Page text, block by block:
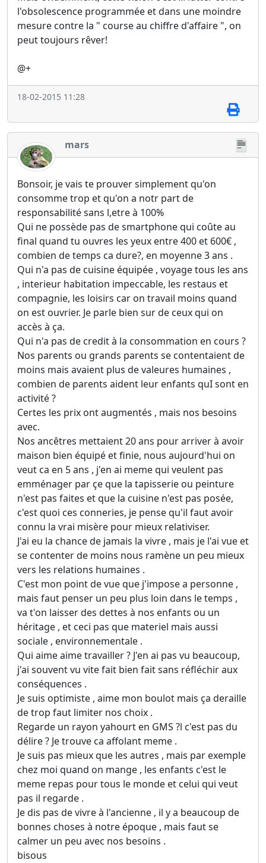
l'obsolescence programmée et dans une moindre
mesure contre la " course au chiffre d'affaire ", on
peut toujours rêver!
@+
18-02-2015 11:28
mars
Bonsoir, je vais te prouver simplement qu'on
consomme trop et qu'on a notr part de
responsabilité sans l,etre à 100%
Qui ne possède pas de smartphone qui coûte au
final quand tu ouvres les yeux entre 400 et 600€ ,
combien de temps ca dure?, en moyenne 3 ans .
Qui n'a pas de cuisine équipée , voyage tous les ans
, interieur habitation impeccable, les restaus et
compagnie, les loisirs car on travail moins quand
on est ouvrier. Je parle bien sur de ceux qui on
accès à ça.
Qui n'a pas de credit à la consommation en cours ?
Nos parents ou grands parents se contentaient de
moins mais avaient plus de valeures humaines ,
combien de parents aident leur enfants quI sont en
activité ?
Certes les prix ont augmentés , mais nos besoins
avec.
Nos ancêtres mettaient 20 ans pour arriver à avoir
maison bien équipé et finie, nous aujourd'hui on
veut ca en 5 ans , j'en ai meme qui veulent pas
emménager par çe que la tapisserie ou peinture
n'est pas faites et que la cuisine n'est pas posée,
c'est quoi ces conneries, je pense qu'il faut avoir
connu la vrai misère pour mieux relativiser.
J'ai eu la chance de jamais la vivre , mais je l'ai vue et
se contenter de moins nous ramène un peu mieux
vers les relations humaines .
C'est mon point de vue que j'impose a personne ,
mais faut penser un peu plus loin dans le temps ,
va t'on laisser des dettes à nos enfants ou un
héritage , et ceci pas que materiel mais aussi
sociale , environnementale .
Qui aime aime travailler ? J'en ai pas vu beaucoup,
j'ai souvent vu vite fait bien fait sans réfléchir aux
conséquences .
Je suis optimiste , aime mon boulot mais ça deraille
de trop faut limiter nos choix .
Regarde un rayon yahourt en GMS ?l c'est pas du
délire ? Je trouve ca affolant meme .
Je suis pas mieux que les autres , mais par exemple
chez moi quand on mange , les enfants c'est le
meme repas pour tous le monde et celui qui veut
pas il regarde .
Je dis pas de vivre à l'ancienne , il y a beaucoup de
bonnes choses à notre époque , mais faut se
calmer un peu avec nos besoins .
bisous